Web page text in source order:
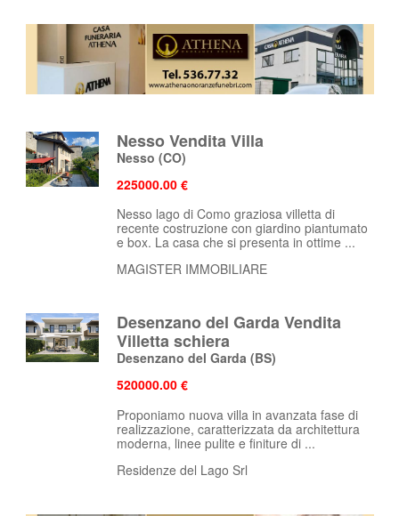
Nesso Vendita Villa
Nesso (CO)
225000.00 €
Nesso lago di Como graziosa villetta di
recente costruzione con giardino piantumato
e box. La casa che si presenta in ottime ...
MAGISTER IMMOBILIARE
Desenzano del Garda Vendita
Villetta schiera
Desenzano del Garda (BS)
520000.00 €
Proponiamo nuova villa in avanzata fase di
realizzazione, caratterizzata da architettura
moderna, linee pulite e finiture di ...
Residenze del Lago Srl